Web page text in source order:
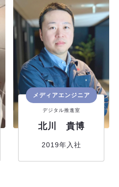
メディアエンジニア
デジタル推進室
北川 貴博
2019年入社